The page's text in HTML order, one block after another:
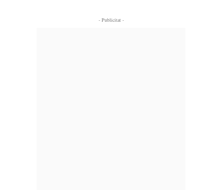
- Publicitat -